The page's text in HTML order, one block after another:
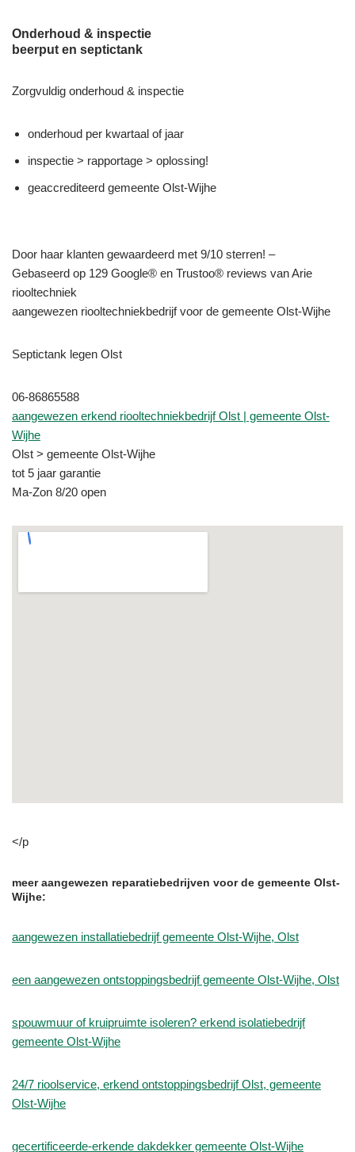
Onderhoud & inspectie
beerput en septictank
Zorgvuldig onderhoud & inspectie
onderhoud per kwartaal of jaar
inspectie > rapportage > oplossing!
geaccrediteerd gemeente Olst-Wijhe
Door haar klanten gewaardeerd met 9/10 sterren! –
Gebaseerd op 129 Google® en Trustoo® reviews van Arie
riooltechniek
aangewezen riooltechniekbedrijf voor de gemeente Olst-Wijhe
Septictank legen Olst
06-86865588
aangewezen erkend riooltechniekbedrijf Olst | gemeente Olst-
Wijhe
Olst > gemeente Olst-Wijhe
tot 5 jaar garantie
Ma-Zon 8/20 open
</p
meer aangewezen reparatiebedrijven voor de gemeente Olst-
Wijhe:
aangewezen installatiebedrijf gemeente Olst-Wijhe, Olst
een aangewezen ontstoppingsbedrijf gemeente Olst-Wijhe, Olst
spouwmuur of kruipruimte isoleren? erkend isolatiebedrijf
gemeente Olst-Wijhe
24/7 rioolservice, erkend ontstoppingsbedrijf Olst, gemeente
Olst-Wijhe
gecertificeerde-erkende dakdekker gemeente Olst-Wijhe